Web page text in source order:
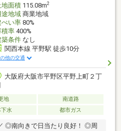
地面積115.08m2
途地域商業地域
ぺい率80%
積率400%
築条件なし
関西本線 平野駅 徒歩10分
他の交通
大阪府大阪市平野区平野上町２丁
地
南道路
下水 都市ガス
◎南向きで日当たり良好！ ◎周